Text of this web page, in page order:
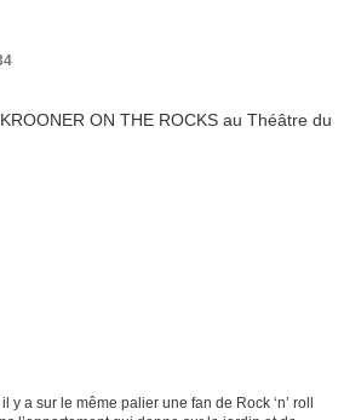
y a sur le même palier une fan de Rock ‘n’ roll